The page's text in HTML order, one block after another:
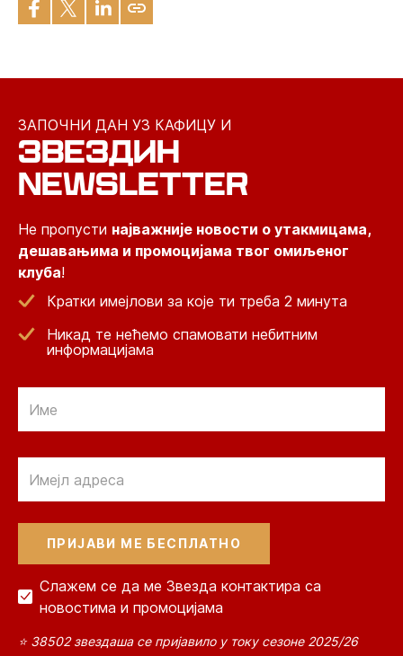
ЗАПОЧНИ ДАН УЗ КАФИЦУ И
ЗВЕЗДИН
NEWSLETTER
Не пропусти најважније новости о утакмицама,
дешавањима и промоцијама твог омиљеног
клуба!
Кратки имејлови за које ти треба 2 минута
Никад те нећемо спамовати небитним
информацијама
Слажем се да ме Звезда контактира са
новостима и промоцијама
⭐ 38502 звездаша се пријавило у току сезоне 2025/26